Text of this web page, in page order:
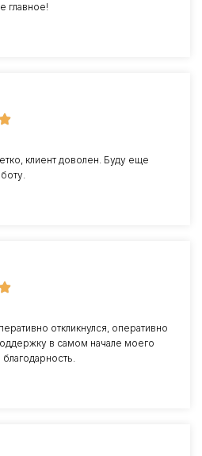
главное!
клиент доволен. Буду еще
откликнулся, оперативно
в самом начале моего